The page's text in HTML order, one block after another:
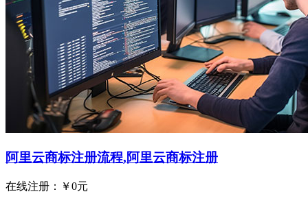
阿里云商标注册流程,阿里云商标注册
在线注册：￥0元